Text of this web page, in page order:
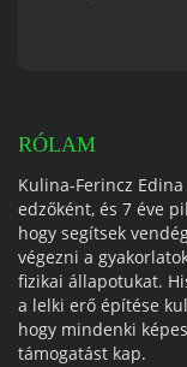
RÓLAM
Kulina-Ferincz
edzőként, és 7 éve
hogy segítsek
végezni a
fizikai állapotukat.
a lelki erő építése
hogy mindenki
támogatást kap.